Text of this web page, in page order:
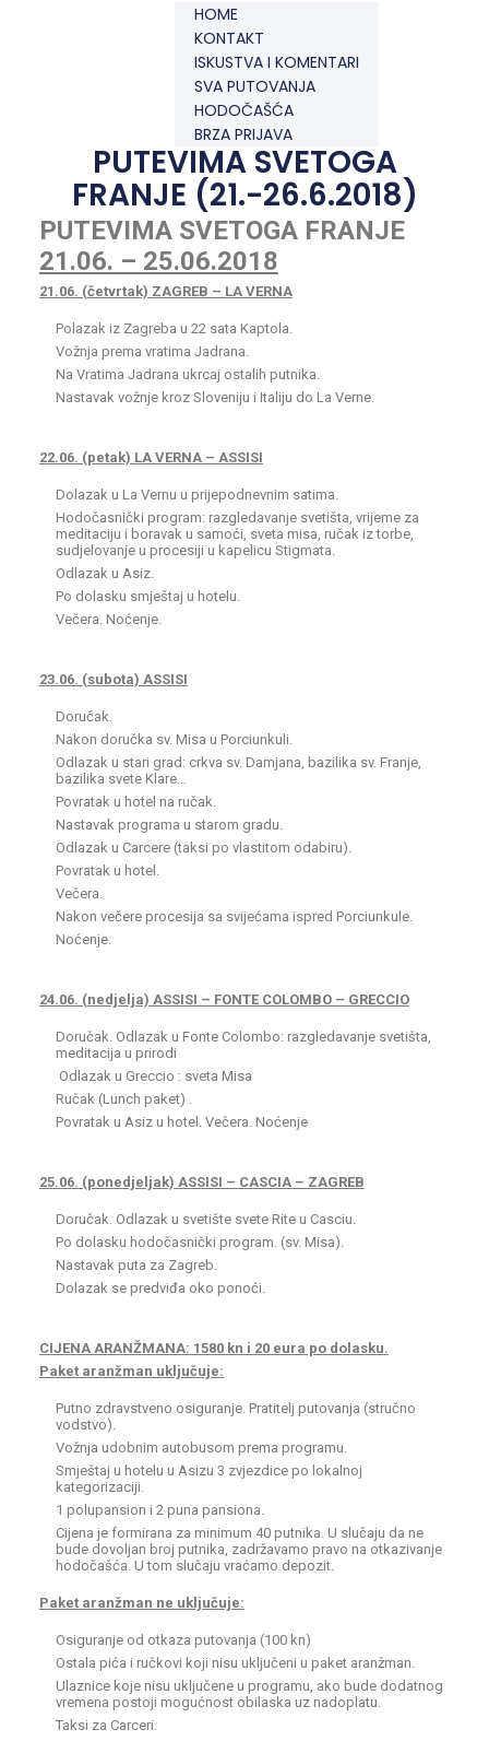
HOME
KONTAKT
ISKUSTVA I KOMENTARI
SVA PUTOVANJA
HODOČAŠĆA
BRZA PRIJAVA
PUTEVIMA SVETOGA
FRANJE (21.-26.6.2018)
PUTEVIMA SVETOGA FRANJE
21.06. – 25.06.2018
21.06. (četvrtak) ZAGREB – LA VERNA
Polazak iz Zagreba u 22 sata Kaptola.
Vožnja prema vratima Jadrana.
Na Vratima Jadrana ukrcaj ostalih putnika.
Nastavak vožnje kroz Sloveniju i Italiju do La Verne.
22.06. (petak) LA VERNA – ASSISI
Dolazak u La Vernu u prijepodnevnim satima.
Hodočasnički program: razgledavanje svetišta, vrijeme za
meditaciju i boravak u samoći, sveta misa, ručak iz torbe,
sudjelovanje u procesiji u kapelicu Stigmata.
Odlazak u Asiz.
Po dolasku smještaj u hotelu.
Večera. Noćenje.
23.06. (subota) ASSISI
Doručak.
Nakon doručka sv. Misa u Porciunkuli.
Odlazak u stari grad: crkva sv. Damjana, bazilika sv. Franje,
bazilika svete Klare…
Povratak u hotel na ručak.
Nastavak programa u starom gradu.
Odlazak u Carcere (taksi po vlastitom odabiru).
Povratak u hotel.
Večera.
Nakon večere procesija sa svijećama ispred Porciunkule.
Noćenje.
24.06. (nedjelja) ASSISI – FONTE COLOMBO – GRECCIO
Doručak. Odlazak u Fonte Colombo: razgledavanje svetišta,
meditacija u prirodi
Odlazak u Greccio : sveta Misa
Ručak (Lunch paket) .
Povratak u Asiz u hotel. Večera. Noćenje
25.06. (ponedjeljak) ASSISI – CASCIA – ZAGREB
Doručak. Odlazak u svetište svete Rite u Casciu.
Po dolasku hodočasnički program. (sv. Misa).
Nastavak puta za Zagreb.
Dolazak se predviđa oko ponoći.
CIJENA ARANŽMANA: 1580 kn i 20 eura po dolasku.
Paket aranžman uključuje:
Putno zdravstveno osiguranje. Pratitelj putovanja (stručno
vodstvo).
Vožnja udobnim autobusom prema programu.
Smještaj u hotelu u Asizu 3 zvjezdice po lokalnoj
kategorizaciji.
1 polupansion i 2 puna pansiona.
Cijena je formirana za minimum 40 putnika. U slučaju da ne
bude dovoljan broj putnika, zadržavamo pravo na otkazivanje
hodočašća. U tom slučaju vraćamo depozit.
Paket aranžman ne uključuje:
Osiguranje od otkaza putovanja (100 kn)
Ostala pića i ručkovi koji nisu uključeni u paket aranžman.
Ulaznice koje nisu uključene u programu, ako bude dodatnog
vremena postoji mogućnost obilaska uz nadoplatu.
Taksi za Carceri.